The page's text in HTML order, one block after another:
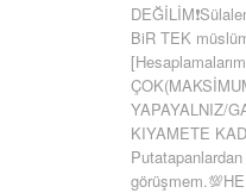
BiR TEK
YAPAYALNIZ/
KIYAMETE